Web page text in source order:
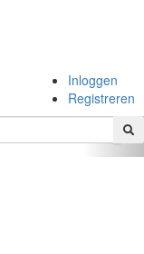
Inloggen
Registreren